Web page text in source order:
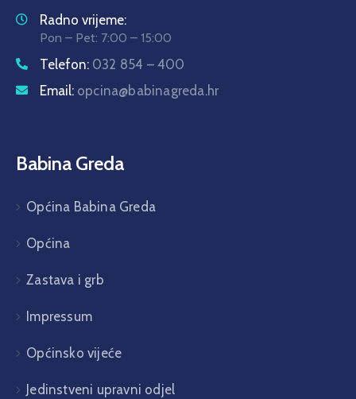
Radno vrijeme:
Pon – Pet: 7:00 – 15:00
Telefon: 032 854 – 400
Email: opcina@babinagreda.hr
Babina Greda
Općina Babina Greda
Općina
Zastava i grb
Impressum
Općinsko vijeće
Jedinstveni upravni odjel